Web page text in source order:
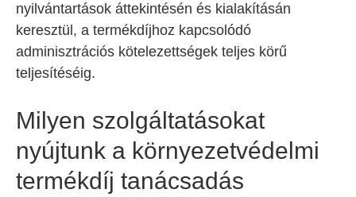
nyilvántartások áttekintésén és kialakításán
keresztül, a termékdíjhoz kapcsolódó
adminisztrációs kötelezettségek teljes körű
teljesítéséig.
Milyen szolgáltatásokat
nyújtunk a környezetvédelmi
termékdíj tanácsadás